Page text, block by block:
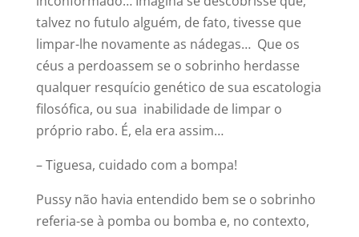
talvez no futulo alguém, de fato, tivesse que
limpar-lhe novamente as nádegas… Que os
céus a perdoassem se o sobrinho herdasse
qualquer resquício genético de sua escatologia
filosófica, ou sua inabilidade de limpar o
próprio rabo. É, ela era assim…
– Tiguesa, cuidado com a bompa!
Pussy não havia entendido bem se o sobrinho
referia-se à pomba ou bomba e, no contexto,